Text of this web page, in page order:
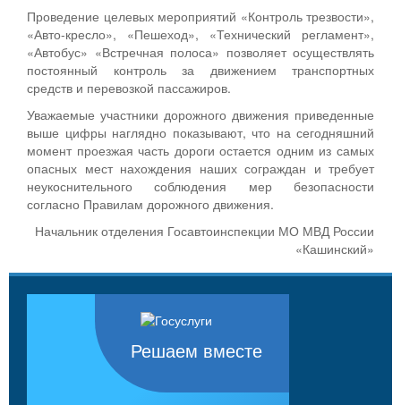
Проведение целевых мероприятий «Контроль трезвости»,
«Авто-кресло», «Пешеход», «Технический регламент»,
«Автобус» «Встречная полоса» позволяет осуществлять
постоянный контроль за движением транспортных
средств и перевозкой пассажиров.
Уважаемые участники дорожного движения приведенные
выше цифры наглядно показывают, что на сегодняшний
момент проезжая часть дороги остается одним из самых
опасных мест нахождения наших сограждан и требует
неукоснительного соблюдения мер безопасности
согласно Правилам дорожного движения.
Начальник отделения Госавтоинспекции МО МВД России
«Кашинский»
Решаем вместе